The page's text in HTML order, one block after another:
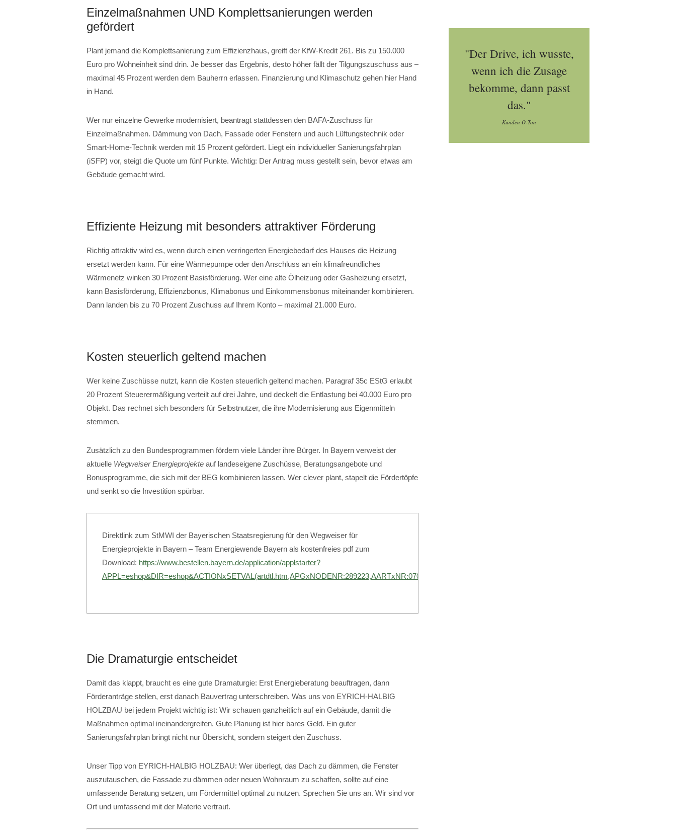
Einzelmaßnahmen UND Komplettsanierungen werden
gefördert
Plant jemand die Komplettsanierung zum Effizienzhaus, greift der KfW-Kredit 261. Bis zu 150.000
Euro pro Wohneinheit sind drin. Je besser das Ergebnis, desto höher fällt der Tilgungszuschuss aus –
maximal 45 Prozent werden dem Bauherrn erlassen. Finanzierung und Klimaschutz gehen hier Hand
in Hand.
Wer nur einzelne Gewerke modernisiert, beantragt stattdessen den BAFA-Zuschuss für
Einzelmaßnahmen. Dämmung von Dach, Fassade oder Fenstern und auch Lüftungstechnik oder
Smart-Home-Technik werden mit 15 Prozent gefördert. Liegt ein individueller Sanierungsfahrplan
(iSFP) vor, steigt die Quote um fünf Punkte. Wichtig: Der Antrag muss gestellt sein, bevor etwas am
Gebäude gemacht wird.
Effiziente Heizung mit besonders attraktiver Förderung
Richtig attraktiv wird es, wenn durch einen verringerten Energiebedarf des Hauses die Heizung
ersetzt werden kann. Für eine Wärmepumpe oder den Anschluss an ein klimafreundliches
Wärmenetz winken 30 Prozent Basisförderung. Wer eine alte Ölheizung oder Gasheizung ersetzt,
kann Basisförderung, Effizienzbonus, Klimabonus und Einkommensbonus miteinander kombinieren.
Dann landen bis zu 70 Prozent Zuschuss auf Ihrem Konto – maximal 21.000 Euro.
Kosten steuerlich geltend machen
Wer keine Zuschüsse nutzt, kann die Kosten steuerlich geltend machen. Paragraf 35c EStG erlaubt
20 Prozent Steuerermäßigung verteilt auf drei Jahre, und deckelt die Entlastung bei 40.000 Euro pro
Objekt. Das rechnet sich besonders für Selbstnutzer, die ihre Modernisierung aus Eigenmitteln
stemmen.
Zusätzlich zu den Bundesprogrammen fördern viele Länder ihre Bürger. In Bayern verweist der
aktuelle Wegweiser Energieprojekte auf landeseigene Zuschüsse, Beratungsangebote und
Bonusprogramme, die sich mit der BEG kombinieren lassen. Wer clever plant, stapelt die Fördertöpfe
und senkt so die Investition spürbar.
Direktlink zum StMWI der Bayerischen Staatsregierung für den Wegweiser für
Energieprojekte in Bayern – Team Energiewende Bayern als kostenfreies pdf zum
Download: https://www.bestellen.bayern.de/application/applstarter?
Die Dramaturgie entscheidet
Damit das klappt, braucht es eine gute Dramaturgie: Erst Energieberatung beauftragen, dann
Förderanträge stellen, erst danach Bauvertrag unterschreiben. Was uns von EYRICH-HALBIG
HOLZBAU bei jedem Projekt wichtig ist: Wir schauen ganzheitlich auf ein Gebäude, damit die
Maßnahmen optimal ineinandergreifen. Gute Planung ist hier bares Geld. Ein guter
Sanierungsfahrplan bringt nicht nur Übersicht, sondern steigert den Zuschuss.
Unser Tipp von EYRICH-HALBIG HOLZBAU: Wer überlegt, das Dach zu dämmen, die Fenster
auszutauschen, die Fassade zu dämmen oder neuen Wohnraum zu schaffen, sollte auf eine
umfassende Beratung setzen, um Fördermittel optimal zu nutzen. Sprechen Sie uns an. Wir sind vor
Ort und umfassend mit der Materie vertraut.
"Der Drive, ich wusste,
wenn ich die Zusage
bekomme, dann passt
das."
Kunden O-Ton